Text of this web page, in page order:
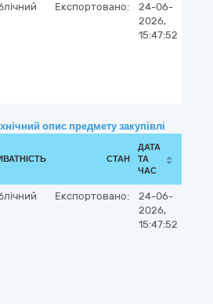
Експортовано:
24-06-
2026,
15:47:52
опис предмету закупівлі
СТАН
ДАТА
ТА
ЧАС
Експортовано:
24-06-
2026,
15:47:52